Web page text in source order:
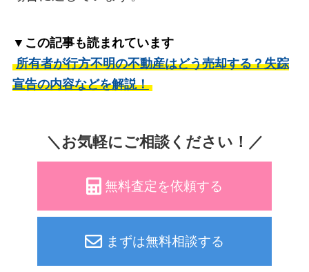
▼この記事も読まれています
所有者が行方不明の不動産はどう売却する？失踪
宣告の内容などを解説！
＼お気軽にご相談ください！／
無料査定を依頼する
まずは無料相談する